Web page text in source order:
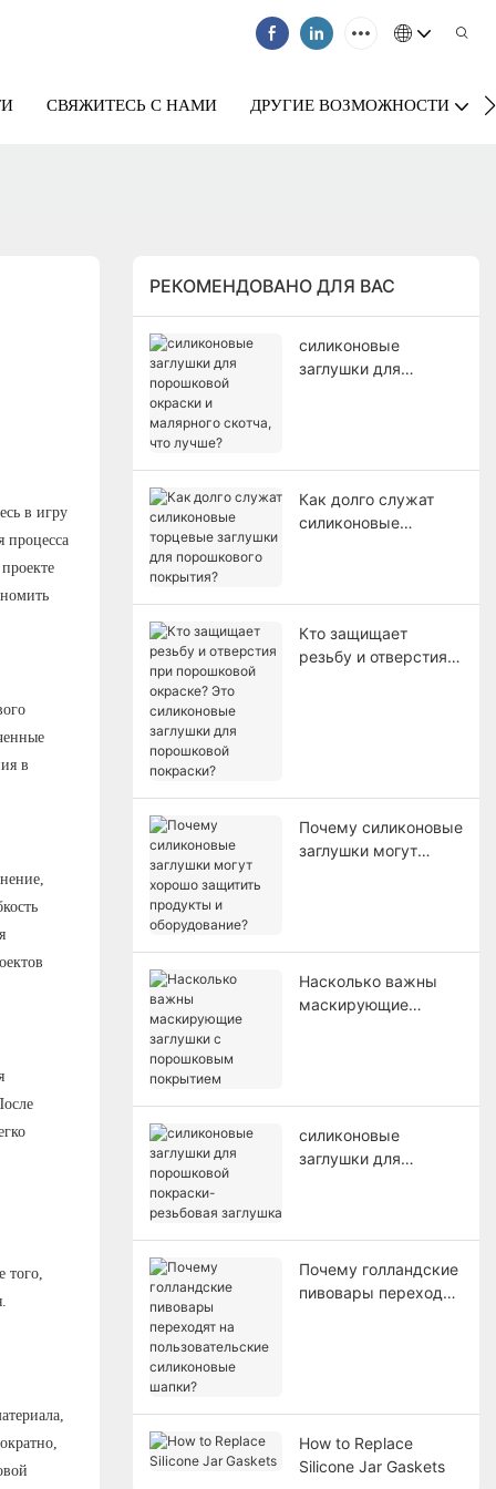
СВЯЖИТЕСЬ С НАМИ ДРУГИЕ ВОЗМОЖНОСТИ
в игру
процесса
в
того,
РЕКОМЕНДОВАНО ДЛЯ ВАС
силиконовые
заглушки для
Как долго служат
силиконовые
Кто защищает
резьбу и отверстия
покраски?
Почему силиконовые
заглушки могут
Насколько важны
маскирующие
силиконовые
заглушки для
Почему голландские
пивовары переходят
How to Replace
Silicone Jar Gaskets